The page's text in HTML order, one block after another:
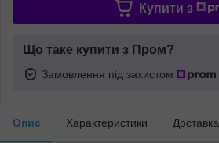
Купити з
Що таке купити з Пром?
Замовлення під захистом
Опис Характеристики Доставка